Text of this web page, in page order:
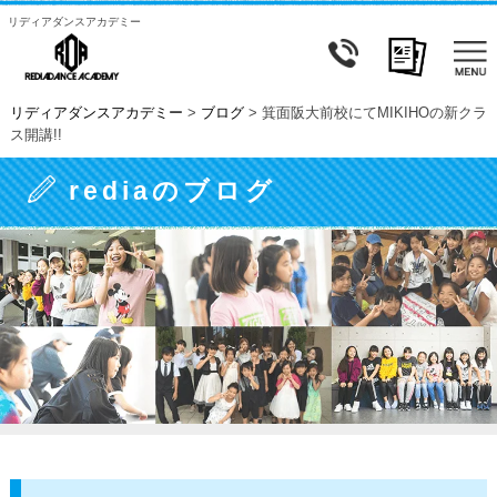
リディアダンスアカデミー
リディアダンスアカデミー > ブログ> 箕面阪大前校にてMIKIHOの新クラ
ス開講!!
rediaのブログ